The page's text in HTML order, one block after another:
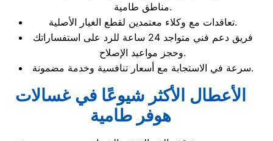
مناطق طامية.
تعاقدات مع وكلاء معتمدين لقطع الغيار الأصلية.
فريق دعم فني متواجد 24 ساعة للرد على استفساراتك
وحجز مواعيد الإصلاح.
سرعة في الاستجابة مع أسعار تنافسية وخدمة مضمونة.
الأعطال الأكثر شيوعًا في غسالات
هوفر طامية